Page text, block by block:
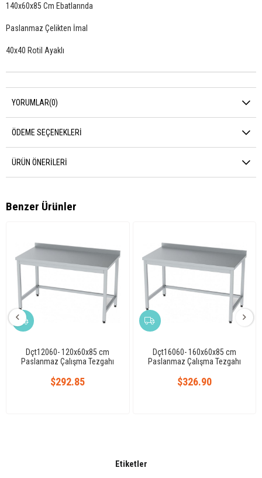
140x60x85 Cm Ebatlarında
Paslanmaz Çelikten İmal
40x40 Rotil Ayaklı
YORUMLAR(0)
ÖDEME SEÇENEKLERI
ÜRÜN ÖNERILERI
Benzer Ürünler
Dçt12060- 120x60x85 cm
Paslanmaz Çalışma Tezgahı
$292.85
Dçt16060- 160x60x85 cm
Paslanmaz Çalışma Tezgahı
$326.90
Etiketler